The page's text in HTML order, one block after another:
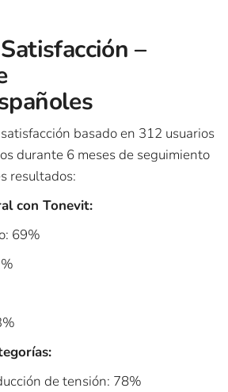
–
basado en 312 usuarios
durante 6 meses de seguimiento
resultados:
con Tonevit:
69%
de tensión: 78%